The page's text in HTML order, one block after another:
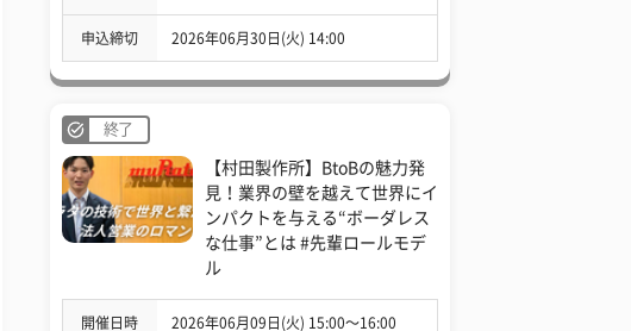
申込締切 2026年06月30日(火) 14:00
終了
【村田製作所】BtoBの魅力発
見！業界の壁を越えて世界にイ
ンパクトを与える“ボーダレス
な仕事”とは #先輩ロールモデ
ル
開催日時 2026年06月09日(火) 15:00〜16:00